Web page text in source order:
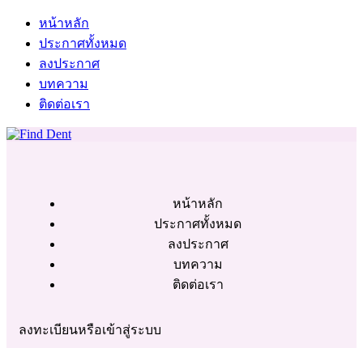
หน้าหลัก
ประกาศทั้งหมด
ลงประกาศ
บทความ
ติดต่อเรา
หน้าหลัก
ประกาศทั้งหมด
ลงประกาศ
บทความ
ติดต่อเรา
ลงทะเบียนหรือเข้าสู่ระบบ